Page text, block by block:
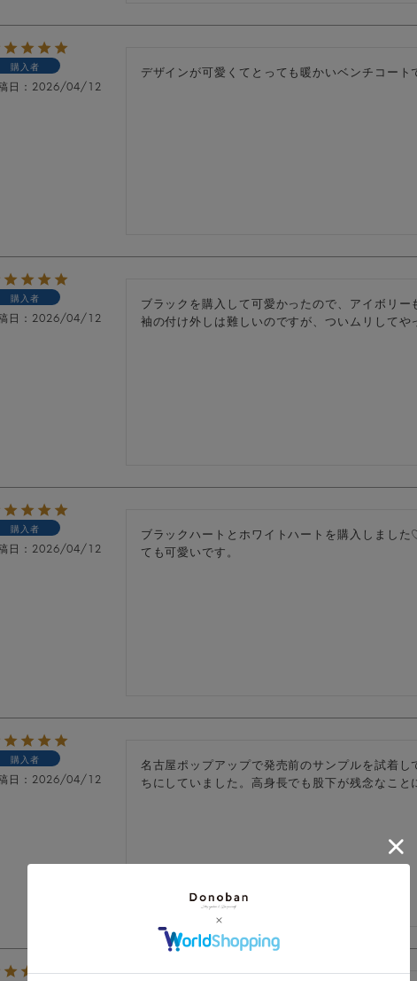
購入者
日 2026/04/12
デザインが可愛くてとっても暖かいベンチコー
購入者
日 2026/04/12
ブラックを購入して可愛かったので、アイボリ
袖の付け外しは難しいのですが、ついムリしてや
購入者
日 2026/04/12
ブラックハートとホワイトハートを購入しまし
ても可愛いです。
購入者
日 2026/04/12
名古屋ポップアップで発売前のサンプルを試着
ちにしていました。高身長でも股下が残念なこと